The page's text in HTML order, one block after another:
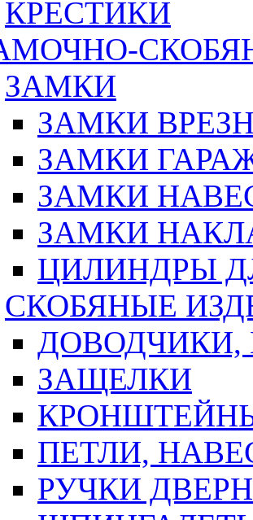
КРЕСТИКИ
ЗАМКИ
ЗАМКИ
ЗАМКИ
ЗАМКИ
ЗАМКИ
ЦИЛИНДРЫ
СКОБЯНЫЕ
ЗАЩЕЛКИ
ПЕТЛИ,
РУЧКИ